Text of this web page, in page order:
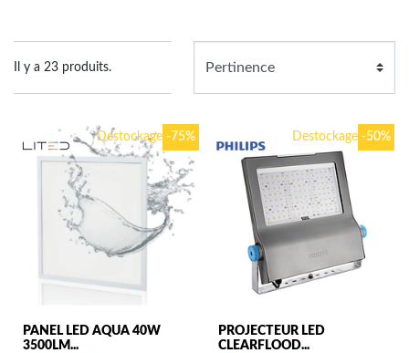
Il y a 23 produits.
PANEL LED AQUA 40W
3500LM...
Destockage -75%
PROJECTEUR LED
CLEARFLOOD...
Destockage -50%